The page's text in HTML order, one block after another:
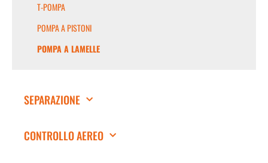
T-POMPA
POMPA A PISTONI
POMPA A LAMELLE
SEPARAZIONE
CONTROLLO AEREO